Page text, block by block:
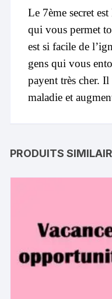
Le 7ème secret
qui vous permet
est si facile de
gens qui vous
payent très cher.
maladie et
PRODUITS